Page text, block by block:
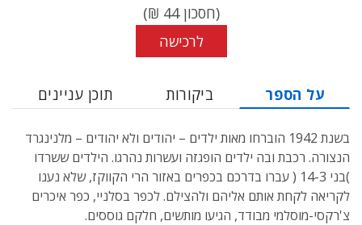
(חסכון44
₪)
לרכישה
על הספר ביקורות תוכן עניינים
בשנת 1942 הוברחו מאות ילדים – יהודים ולא יהודים – מלנינגרד
הנצורה. רכבת ובה ילדים הופגזה ועשרות נהרגו. הילדים ששרדו
)בני 14-3 ( עברו בדרכם בכפרים באזור הרי הקווקז, שלא נענו
לקריאה לקחת אותם אליהם ולהצילם. לכפר בסלניי, כפר איכרים
צ'רקסי-מוסלמי מבודד, הגיעו מותשים, חלקם גוססים.